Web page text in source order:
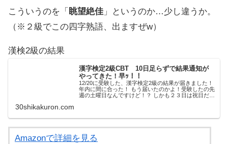
こういうのを「 眺望絶佳 」というのか…少し違うか。
（※２級でこの四字熟語、出ますぜw）
漢検2級の結果
漢字検定2級CBT 10日足らずで結果通知が
やってきた！早ｯ！！
12/20に受験した、漢字検定2級の結果が届きました！
年内に間に合った！ もう届いたのかよ！受験したの先
週の土曜日なんですけど！？ しかも２３日は祝日だっ
30shikakuron.com
Amazonで詳細を見る